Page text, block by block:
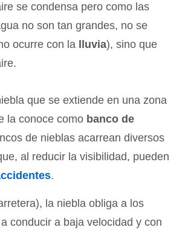
se condensa pero como las
no son tan grandes, no se
ocurre con la
lluvia), sino que
que se extiende en una zona
la conoce como banco de
de nieblas acarrean diversos
al reducir la visibilidad, pueden
.
la niebla obliga a los
conducir a baja velocidad y con